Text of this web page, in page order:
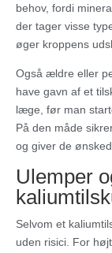
behov, fordi
der tager visse
øger kroppens
Også ældre eller
have gavn af et
læge, før man
På den måde
og giver de
Ulemper
Selvom et
uden risici. For